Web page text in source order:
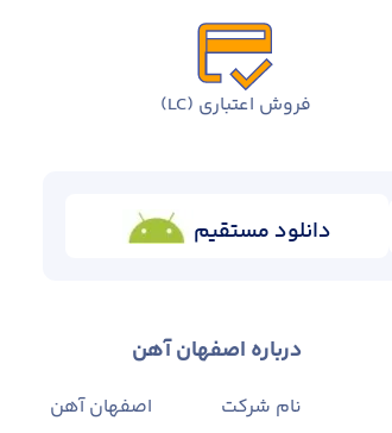
فروش اعتباری (LC)
دانلود مستقیم
درباره اصفهان آهن
نام شرکت
اصفهان آهن